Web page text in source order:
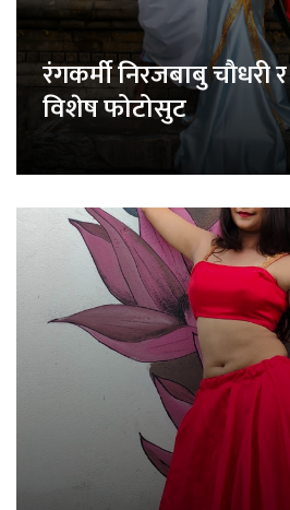
रंगकर्मी निरजबाबु चौधरी
विशेष फोटोसुट